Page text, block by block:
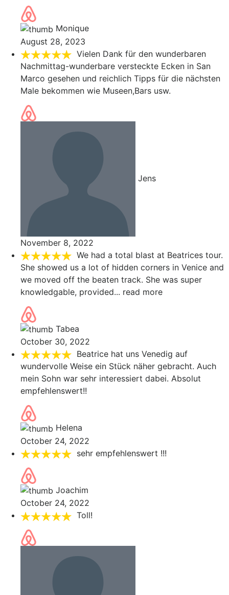
Monique
August 28, 2023
Vielen Dank für den wunderbaren
Nachmittag-wunderbare versteckte Ecken in San
Marco gesehen und reichlich Tipps für die nächsten
Male bekommen wie Museen,Bars usw.
Jens
November 8, 2022
We had a total blast at Beatrices tour.
She showed us a lot of hidden corners in Venice and
we moved off the beaten track. She was super
knowledgable, provided... read more
Tabea
October 30, 2022
Beatrice hat uns Venedig auf
wundervolle Weise ein Stück näher gebracht. Auch
mein Sohn war sehr interessiert dabei. Absolut
empfehlenswert!!
Helena
October 24, 2022
sehr empfehlenswert !!!
Joachim
October 24, 2022
Toll!